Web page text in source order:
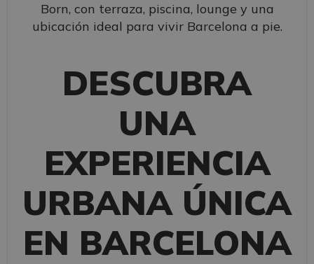
Born, con terraza, piscina, lounge y una
ubicación ideal para vivir Barcelona a pie.
DESCUBRA
UNA
EXPERIENCIA
URBANA ÚNICA
EN BARCELONA